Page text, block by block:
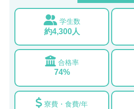
学生数
約4,300人
合格率
74%
寮費・食費/年